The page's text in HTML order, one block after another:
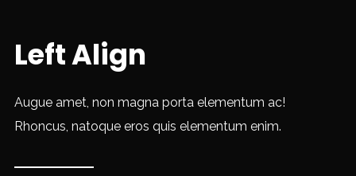
Left Align
Augue amet, non magna porta elementum ac!
Rhoncus, natoque eros quis elementum enim.